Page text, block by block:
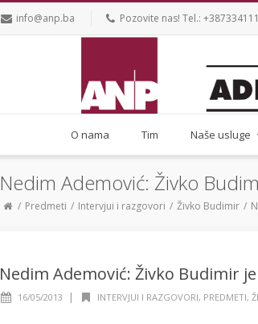
info@anp.ba Pozovite nas! Tel.:
O nama Tim Naše usluge
Nedim Ademović: Živko
Predmeti Intervjui i razgovori Živko Budimir
Nedim Ademović: Živko Budimir
16/05/2013 | INTERVJUI I RAZGOVORI, PREDMETI,